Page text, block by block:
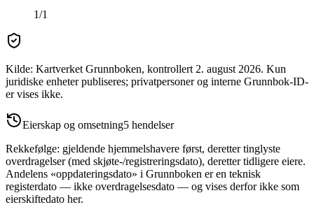
1/1
Kilde: Kartverket Grunnboken, kontrollert 2. august 2026. Kun
juridiske enheter publiseres; privatpersoner og interne Grunnbok-ID-
er vises ikke.
Eierskap og omsetning5 hendelser
Rekkefølge: gjeldende hjemmelshavere først, deretter tinglyste
overdragelser (med skjøte-/registreringsdato), deretter tidligere eiere.
Andelens «oppdateringsdato» i Grunnboken er en teknisk
registerdato — ikke overdragelsesdato — og vises derfor ikke som
eierskiftedato her.